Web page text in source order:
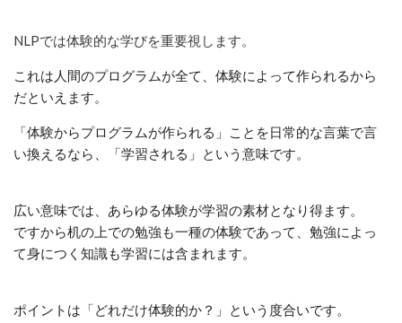
NLPでは体験的な学びを重要視します。
これは人間のプログラムが全て、体験によって作られるから
だといえます。
「体験からプログラムが作られる」ことを日常的な言葉で言
い換えるなら、「学習される」という意味です。
広い意味では、あらゆる体験が学習の素材となり得ます。
ですから机の上での勉強も一種の体験であって、勉強によっ
て身につく知識も学習には含まれます。
ポイントは「どれだけ体験的か？」という度合いです。